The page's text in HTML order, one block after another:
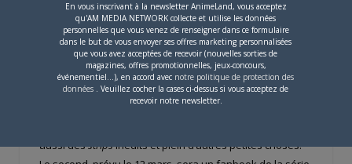
Yoshino.
– deux livres en rapport avecBarakamonvont voir le jour.
Le premier, qui aura pour titreTotodon –
Barakamon/Handa-kun – Officiel Tweet Book, sortira le 12
février. Dans ce dernier, on retrouvera les
aussi desstripsinédits et plein d’autres petites choses.
En vous inscrivant à la newsletter AnimeLand, vous acceptez
qu'AM MEDIA NETWORK collecte et utilise les données
personnelles que vous venez de renseigner dans ce formulaire
dans le but de vous envoyer ses offres marketing personnalisées
que vous avez acceptées de recevoir (nouvelles sorties de
magazines, offres promotionnelles, jeux-concours,
événementiel...), en accord avec notre politique de protection des
données . Veuillez cocher la cases ci-dessus si vous acceptez de
recevoir notre newsletter.